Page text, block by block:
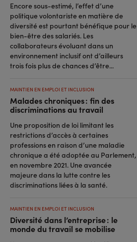
Encore sous-estimé, l’effet d’une
politique volontariste en matière de
diversité est pourtant bénéfique pour le
bien-être des salariés. Les
collaborateurs évoluant dans un
environnement inclusif ont d’ailleurs
trois fois plus de chances d’être...
Malades chroniques : fin des
discriminations au travail
MAINTIEN EN EMPLOI ET INCLUSION
Une proposition de loi limitant les
restrictions d’accès à certaines
professions en raison d’une maladie
chronique a été adoptée au Parlement,
en novembre 2021. Une avancée
majeure dans la lutte contre les
discriminations liées à la santé.
Diversité dans l’entreprise : le
monde du travail se mobilise
MAINTIEN EN EMPLOI ET INCLUSION